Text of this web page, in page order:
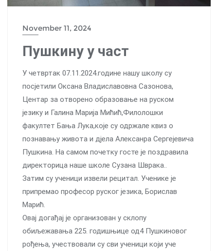
November 11, 2024
Пушкину у част
У четвртак 07.11.2024.године нашу школу су
посјетили Оксана Владиславовна Сазонова,
Центар за отворено образовање на руском
језику и Галина Марија Мићић,Филолошки
факултет Бања Лука,које су одржале квиз о
познавању живота и дјела Алексанра Сергејевича
Пушкина. На самом почетку госте је поздравила
директорица наше школе Сузана Шврака..
Затим су ученици извели рецитал. Ученике је
припремао професор руског језика, Борислав
Марић.
Овај догађај је организован у склопу
обиљежавања 225. годишњице од4 Пушкиновог
рођења, учествовали су сви ученици који уче